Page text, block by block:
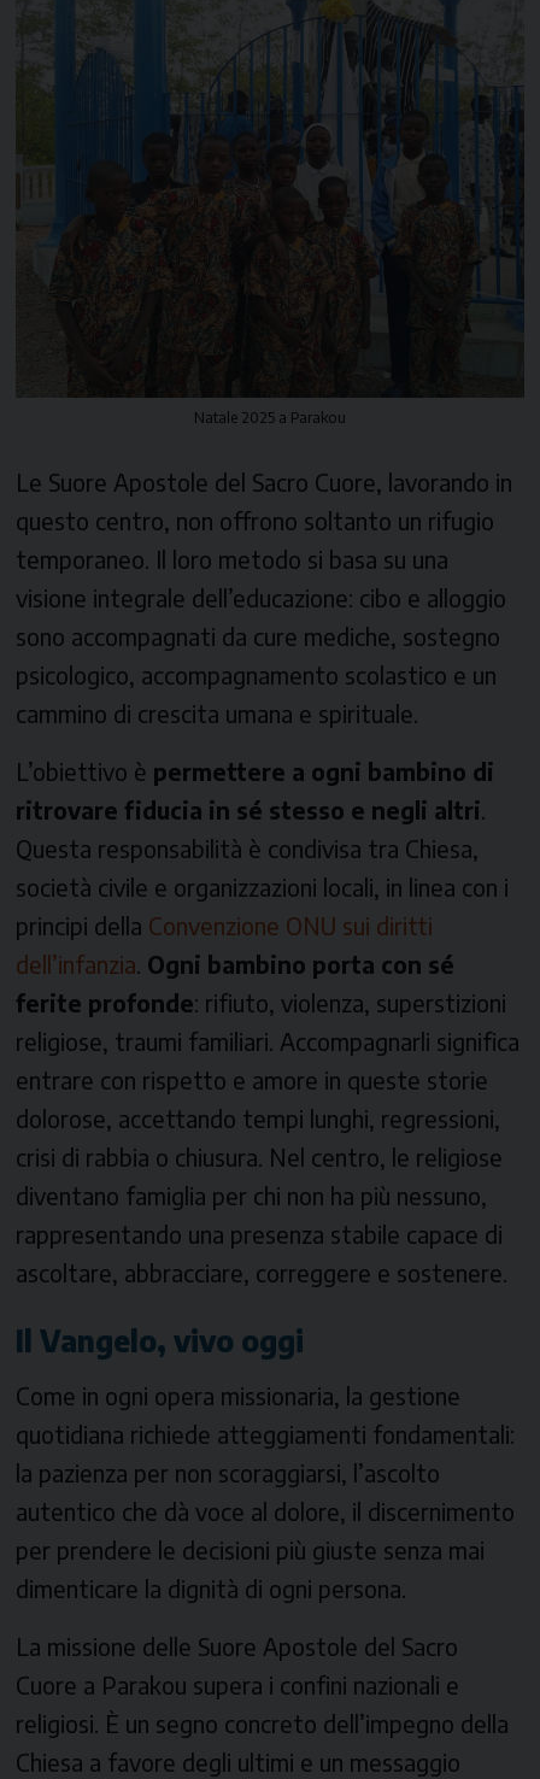
Natale 2025 a Parakou
Le Suore Apostole del Sacro Cuore, lavorando in
questo centro, non offrono soltanto un rifugio
temporaneo. Il loro metodo si basa su una
visione integrale dell’educazione: cibo e alloggio
sono accompagnati da cure mediche, sostegno
psicologico, accompagnamento scolastico e un
cammino di crescita umana e spirituale.
L’obiettivo è permettere a ogni bambino di
ritrovare fiducia in sé stesso e negli altri.
Questa responsabilità è condivisa tra Chiesa,
società civile e organizzazioni locali, in linea con i
principi della Convenzione ONU sui diritti
dell’infanzia. Ogni bambino porta con sé
ferite profonde: rifiuto, violenza, superstizioni
religiose, traumi familiari. Accompagnarli significa
entrare con rispetto e amore in queste storie
dolorose, accettando tempi lunghi, regressioni,
crisi di rabbia o chiusura. Nel centro, le religiose
diventano famiglia per chi non ha più nessuno,
rappresentando una presenza stabile capace di
ascoltare, abbracciare, correggere e sostenere.
Il Vangelo, vivo oggi
Come in ogni opera missionaria, la gestione
quotidiana richiede atteggiamenti fondamentali:
la pazienza per non scoraggiarsi, l’ascolto
autentico che dà voce al dolore, il discernimento
per prendere le decisioni più giuste senza mai
dimenticare la dignità di ogni persona.
La missione delle Suore Apostole del Sacro
Cuore a Parakou supera i confini nazionali e
religiosi. È un segno concreto dell’impegno della
Chiesa a favore degli ultimi e un messaggio